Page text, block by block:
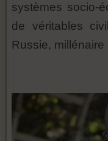
systèmes socio-
de véritables
Russie,